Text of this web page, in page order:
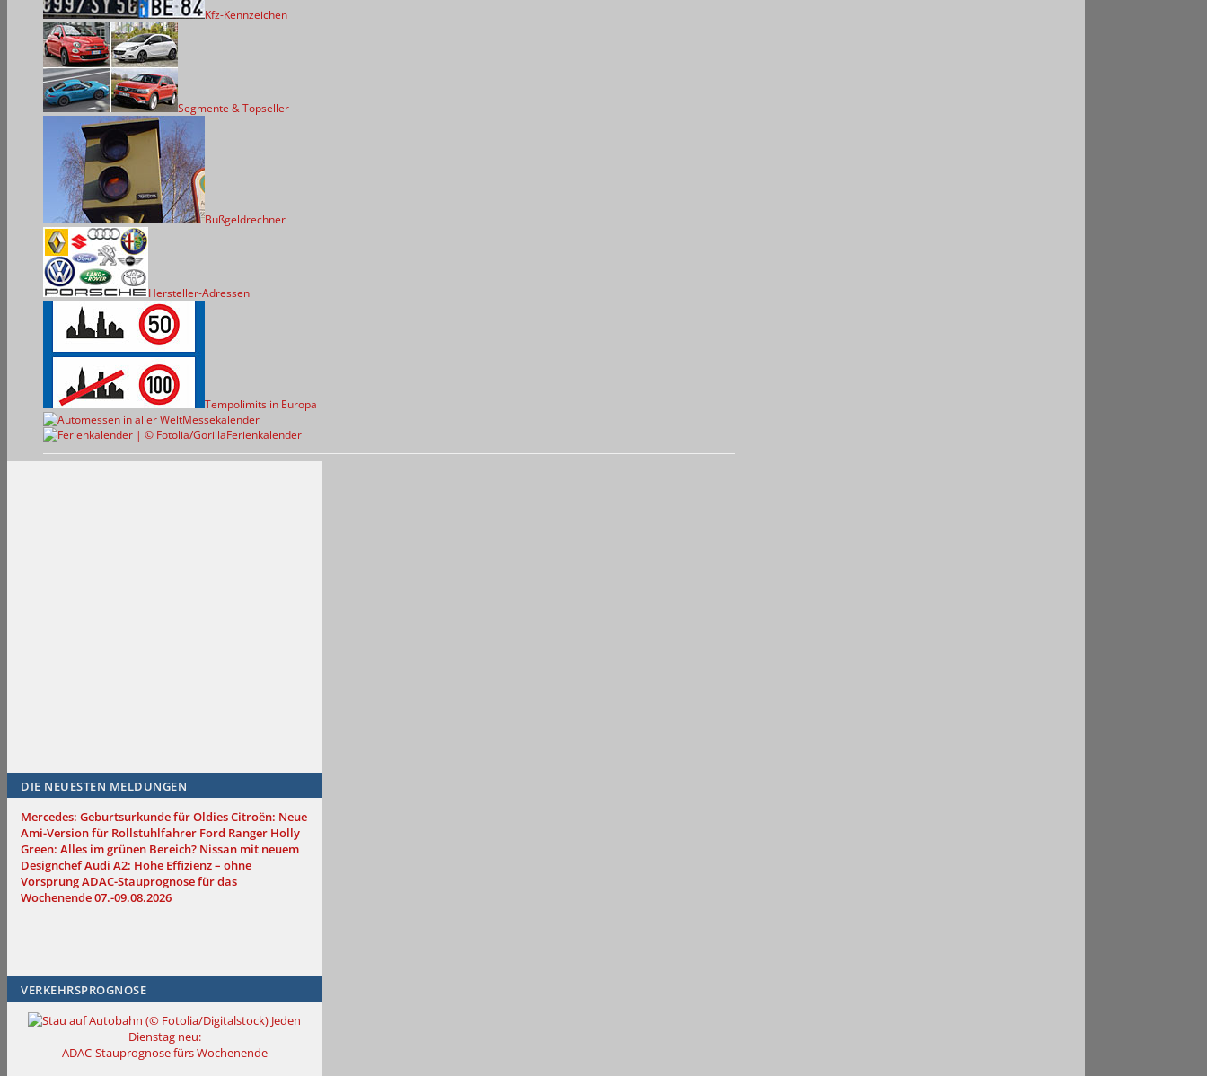
Kfz-Kennzeichen
Segmente & Topseller
Bußgeldrechner
Hersteller-Adressen
Tempolimits in Europa
Messekalender
Ferienkalender
DIE NEUESTEN MELDUNGEN
Mercedes: Geburtsurkunde für OldiesCitroën: Neue
Ami-Version für Rollstuhlfahrer Ford Ranger Holly
Green: Alles im grünen Bereich? Nissan mit neuem
DesignchefAudi A2: Hohe Effizienz – ohne
VorsprungADAC-Stauprognose für das
Wochenende 07.-09.08.2026
VERKEHRSPROGNOSE
Jeden
Dienstag neu:
ADAC-Stauprognose fürs Wochenende